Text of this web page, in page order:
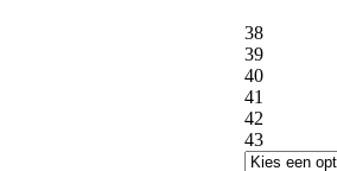
38
39
40
41
42
43